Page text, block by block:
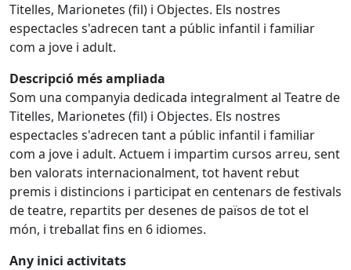
Titelles, Marionetes (fil) i Objectes. Els nostres
espectacles s'adrecen tant a públic infantil i familiar
com a jove i adult.
Descripció més ampliada
Som una companyia dedicada integralment al Teatre de
Titelles, Marionetes (fil) i Objectes. Els nostres
espectacles s'adrecen tant a públic infantil i familiar
com a jove i adult. Actuem i impartim cursos arreu, sent
ben valorats internacionalment, tot havent rebut
premis i distincions i participat en centenars de festivals
de teatre, repartits per desenes de països de tot el
món, i treballat fins en 6 idiomes.
Any inici activitats